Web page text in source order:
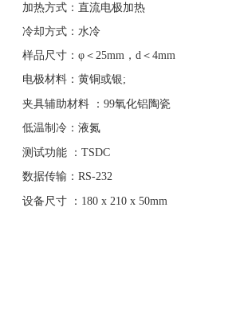
加热方式：直流电极加热
冷却方式：水冷
样品尺寸： φ＜25mm，d＜4mm
电极材料：黄铜或银;
夹具辅助材料 ： 99氧化铝陶瓷
低温制冷：液氮
测试功能 ： TSDC
数据传输： RS-232
设备尺寸 ： 180 x 210 x 50mm